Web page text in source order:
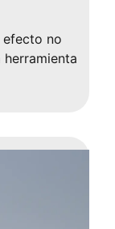
efecto no